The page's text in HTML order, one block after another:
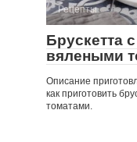
Рецепты
Брускетта
вялеными
Описание
как приготовить
томатами.